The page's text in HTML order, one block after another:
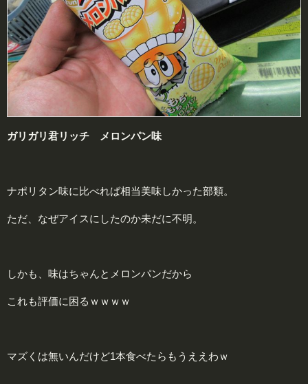
ガリガリ君リッチ メロンパン味
ナポリタン味に比べれば相当美味しかった部類。
ただ、なぜアイスにしたのか未だに不明。
しかも、味はちゃんとメロンパンだから
これも評価に困るｗｗｗｗ
マズくは無いんだけど1本食べたらもうええわｗ